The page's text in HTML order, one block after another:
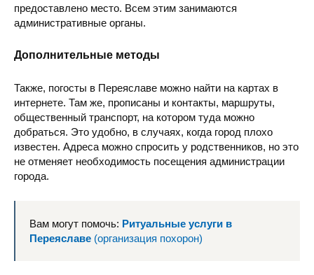
предоставлено место. Всем этим занимаются
административные органы.
Дополнительные методы
Также, погосты в Переяславе можно найти на картах в
интернете. Там же, прописаны и контакты, маршруты,
общественный транспорт, на котором туда можно
добраться. Это удобно, в случаях, когда город плохо
известен. Адреса можно спросить у родственников, но это
не отменяет необходимость посещения администрации
города.
Вам могут помочь: Ритуальные услуги в
Переяславе (организация похорон)